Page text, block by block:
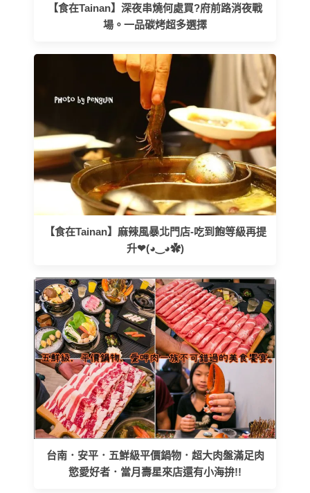
【食在Tainan】深夜串燒何處買?府前路消夜戰
場。一品碳烤超多選擇
【食在Tainan】麻辣風暴北門店-吃到飽等級再提
升❤(◕‿◕✿)
台南．安平．五鮮級平價鍋物．超大肉盤滿足肉
慾愛好者．當月壽星來店還有小海拚!!